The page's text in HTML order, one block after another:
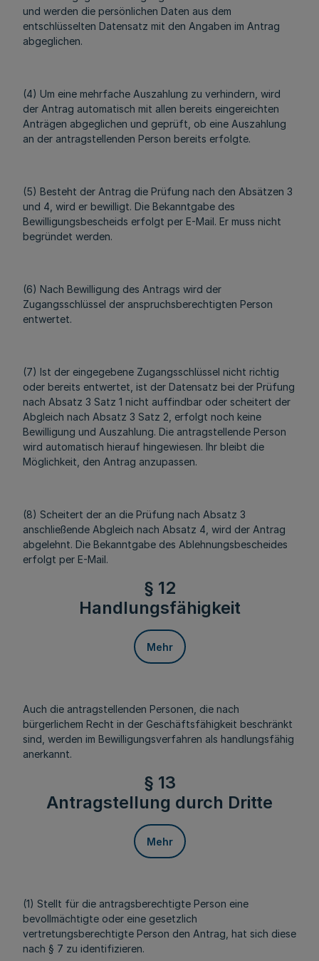
und werden die persönlichen Daten aus dem
entschlüsselten Datensatz mit den Angaben im Antrag
abgeglichen.
(4) Um eine mehrfache Auszahlung zu verhindern, wird
der Antrag automatisch mit allen bereits eingereichten
Anträgen abgeglichen und geprüft, ob eine Auszahlung
an der antragstellenden Person bereits erfolgte.
(5) Besteht der Antrag die Prüfung nach den Absätzen 3
und 4, wird er bewilligt. Die Bekanntgabe des
Bewilligungsbescheids erfolgt per E-Mail. Er muss nicht
begründet werden.
(6) Nach Bewilligung des Antrags wird der
Zugangsschlüssel der anspruchsberechtigten Person
entwertet.
(7) Ist der eingegebene Zugangsschlüssel nicht richtig
oder bereits entwertet, ist der Datensatz bei der Prüfung
nach Absatz 3 Satz 1 nicht auffindbar oder scheitert der
Abgleich nach Absatz 3 Satz 2, erfolgt noch keine
Bewilligung und Auszahlung. Die antragstellende Person
wird automatisch hierauf hingewiesen. Ihr bleibt die
Möglichkeit, den Antrag anzupassen.
(8) Scheitert der an die Prüfung nach Absatz 3
anschließende Abgleich nach Absatz 4, wird der Antrag
abgelehnt. Die Bekanntgabe des Ablehnungsbescheides
erfolgt per E-Mail.
§ 12
Handlungsfähigkeit
Mehr
Auch die antragstellenden Personen, die nach
bürgerlichem Recht in der Geschäftsfähigkeit beschränkt
sind, werden im Bewilligungsverfahren als handlungsfähig
anerkannt.
§ 13
Antragstellung durch Dritte
Mehr
(1) Stellt für die antragsberechtigte Person eine
bevollmächtigte oder eine gesetzlich
vertretungsberechtigte Person den Antrag, hat sich diese
nach § 7 zu identifizieren.